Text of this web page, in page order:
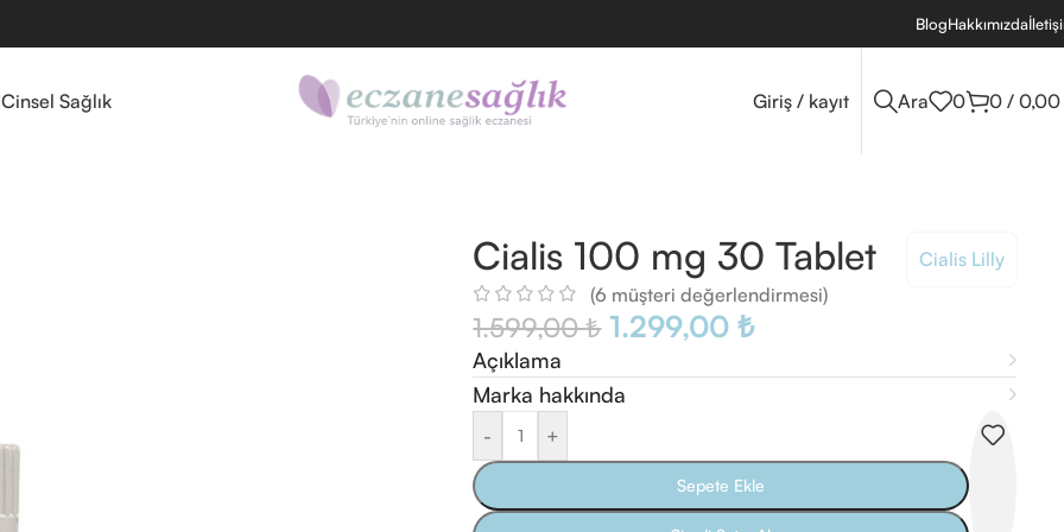
BlogHakkımızda
Cinsel Sağlık Giriş / kayıt Ara 0 0 / 0,00
Cialis 100 mg 30 Tablet
(6 müşteri değerlendirmesi)
Cialis Lilly
1.599,00₺ 1.299,00₺
Açıklama
Marka hakkında
- +
Sepete Ekle